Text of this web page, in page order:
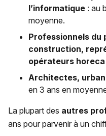
l’informatique : au
moyenne.
Professionnels du
construction,
opérateurs horeca
Architectes,
en 3 ans en
La plupart des autres
ans pour parvenir à un